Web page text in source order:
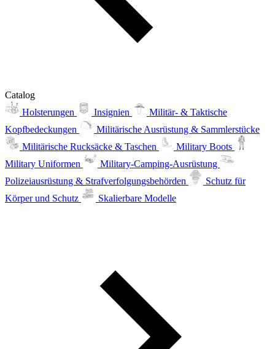
Catalog
Holsterungen
Insignien
Militär- & Taktische
Kopfbedeckungen
Militärische Ausrüstung & Sammlerstücke
Militärische Rucksäcke & Taschen
Military Boots
Military Uniformen
Military-Camping-Ausrüstung
Polizeiausrüstung & Strafverfolgungsbehörden
Schutz für
Körper und Schutz
Skalierbare Modelle